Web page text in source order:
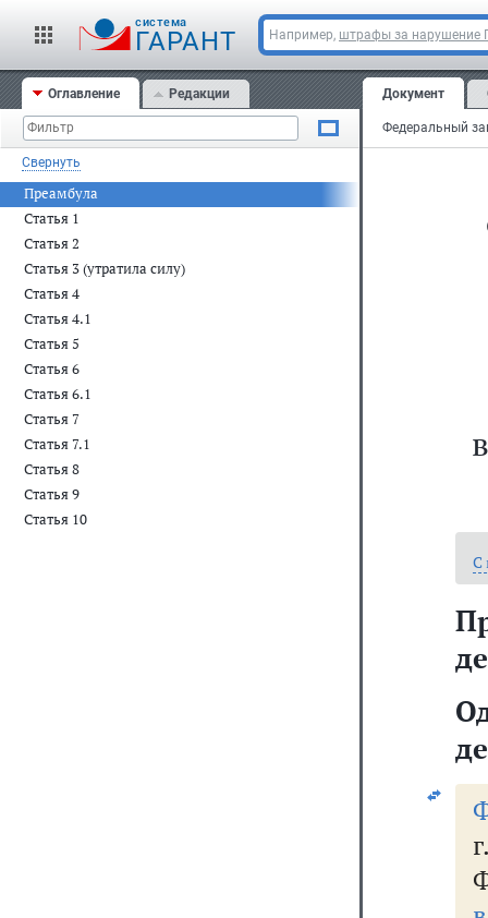
cистема
ГАРАНТ Например, штрафы за нарушение
Оглавление Редакции
Свернуть
Преамбула
Статья 1
Статья 2
Статья 3 (утратила силу)
Статья 4
Статья 4.1
Статья 5
Статья 6
Статья 6.1
Статья 7
Статья 7.1
Статья 8
Статья 9
Статья 10
Документ
С